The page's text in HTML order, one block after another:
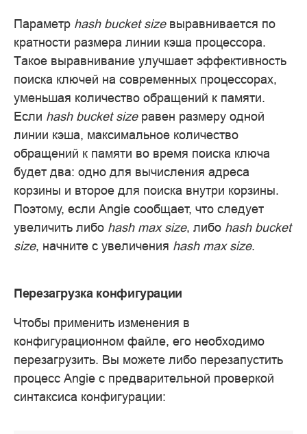
Параметр hash bucket sizeвыравнивается по
кратности размера линии кэша процессора.
Такое выравнивание улучшает эффективность
поиска ключей на современных процессорах,
уменьшая количество обращений к памяти.
Если hash bucket sizeравен размеру одной
линии кэша, максимальное количество
обращений к памяти во время поиска ключа
будет два: одно для вычисления адреса
корзины и второе для поиска внутри корзины.
Поэтому, если Angie сообщает, что следует
увеличить либо hash max size, либо hash bucket
size, начните с увеличения hash max size.
Перезагрузка конфигурации
Чтобы применить изменения в
конфигурационном файле, его необходимо
перезагрузить. Вы можете либо перезапустить
процесс Angie с предварительной проверкой
синтаксиса конфигурации: